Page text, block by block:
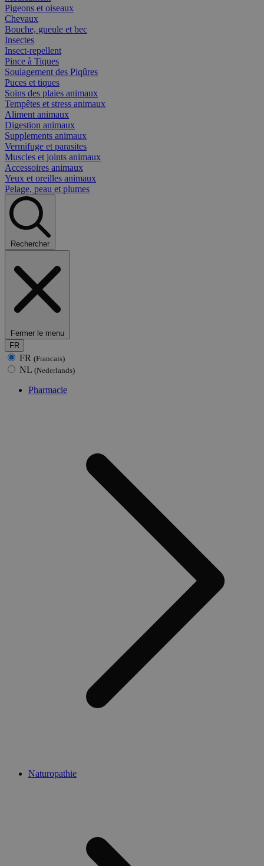
Pigeons et oiseaux
Chevaux
Bouche, gueule et bec
Insectes
Insect-repellent
Pince à Tiques
Soulagement des Piqûres
Puces et tiques
Soins des plaies animaux
Tempêtes et stress animaux
Aliment animaux
Digestion animaux
Supplements animaux
Vermifuge et parasites
Muscles et joints animaux
Accessoires animaux
Yeux et oreilles animaux
Pelage, peau et plumes
Rechercher
Fermer le menu
FR
FR (Francais)
NL (Nederlands)
Pharmacie
Naturopathie